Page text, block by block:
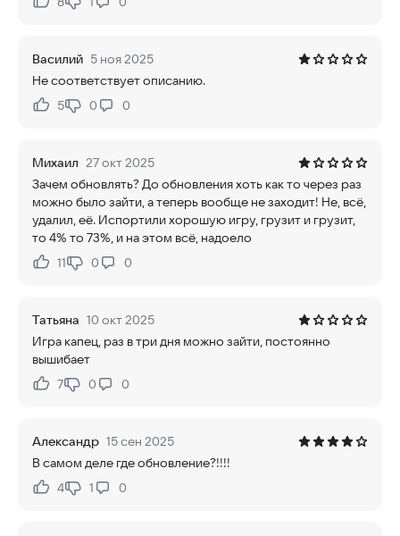
Нравится:Не нравится:
Василий 5 ноя 2025
Не соответствует описанию.
Нравится:
5Не нравится:
0 0
Михаил 27 окт 2025
Зачем обновлять? До обновления хоть как то через раз
можно было зайти, а теперь вообще не заходит! Не, всё,
удалил, её. Испортили хорошую игру, грузит и грузит,
то 4% то 73%, и на этом всё, надоело
Нравится:
11Не нравится:
0 0
Татьяна 10 окт 2025
Игра капец, раз в три дня можно зайти, постоянно
вышибает
Нравится:
7Не нравится:
0 0
Александр 15 сен 2025
В самом деле где обновление?!!!!
Нравится:
4Не нравится:
1 0